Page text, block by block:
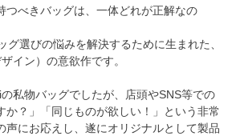
つべきバッグは、一体どれが正解なの
グ選びの悩みを解決するために生まれた、
イン）の意欲作です。
私物バッグでしたが、店頭やSNS等での
か？」「同じものが欲しい！」という非常
声にお応えし、遂にオリジナルとして製品